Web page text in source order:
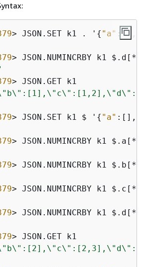
> JSON.SET k1 . ' { "a" :[],
> JSON.NUMINCRBY k1 $.d[*]
> JSON.SET k1 $ ' { "a" :[],
> JSON.NUMINCRBY k1 $.a[*]
> JSON.NUMINCRBY k1 $.b[*]
> JSON.NUMINCRBY k1 $.c[*]
> JSON.NUMINCRBY k1 $.d[*]